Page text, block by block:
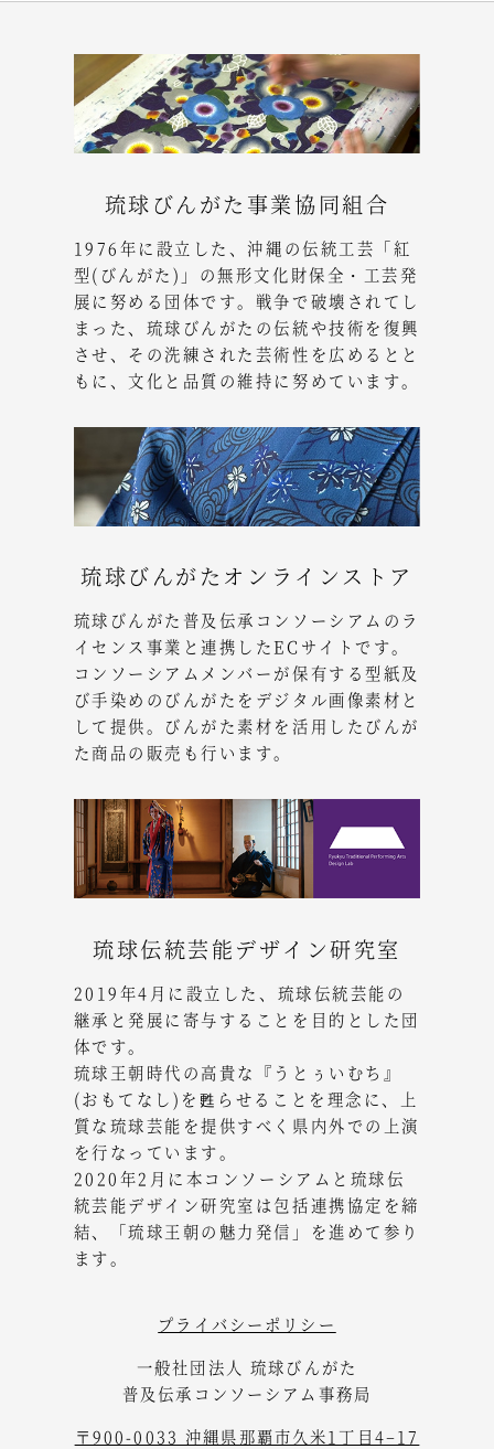
琉球びんがた事業協同組合
1976年に設立した、沖縄の伝統工芸「紅
型(びんがた)」の無形文化財保全・工芸発
展に努める団体です。戦争で破壊されてし
まった、琉球びんがたの伝統や技術を復興
させ、その洗練された芸術性を広めるとと
もに、文化と品質の維持に努めています。
琉球びんがたオンラインストア
琉球びんがた普及伝承コンソーシアムのラ
イセンス事業と連携したECサイトです。
コンソーシアムメンバーが保有する型紙及
び手染めのびんがたをデジタル画像素材と
して提供。びんがた素材を活用したびんが
た商品の販売も行います。
琉球伝統芸能デザイン研究室
2019年4月に設立した、琉球伝統芸能の
継承と発展に寄与することを目的とした団
体です。
琉球王朝時代の高貴な『うとぅいむち』
(おもてなし)を甦らせることを理念に、上
質な琉球芸能を提供すべく県内外での上演
を行なっています。
2020年2月に本コンソーシアムと琉球伝
統芸能デザイン研究室は包括連携協定を締
結、「琉球王朝の魅力発信」を進めて参り
ます。
一般社団法人 琉球びんがた
普及伝承コンソーシアム事務局
〒900-0033 沖縄県那覇市久米1丁目4−17
プライバシーポリシー